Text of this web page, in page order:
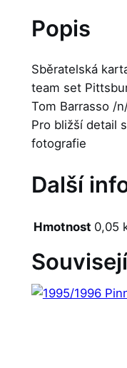
Popis
Sběratelská
team set
Tom Barrasso /
Pro bližší detail
fotografie
Další
Hmotnost 0,05